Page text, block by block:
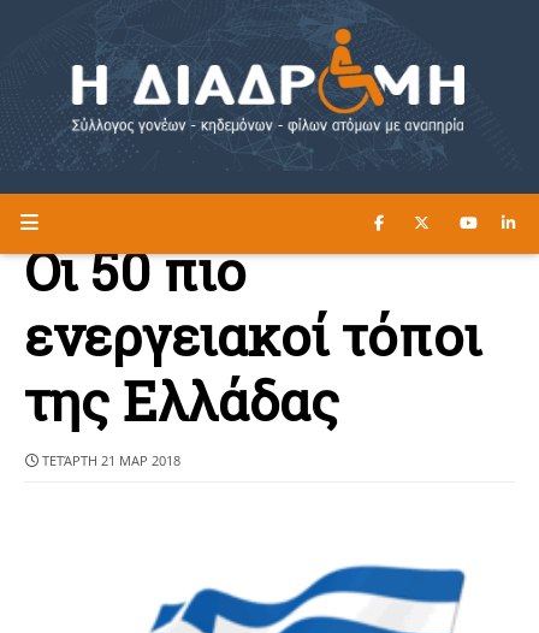
Η ΔΙΑΔΡΟΜΗ ΔΙΑΒΑΣΤΕ ΕΔΩ ►
Οι 50 πιο
ενεργειακοί τόποι
της Ελλάδας
ΤΕΤΆΡΤΗ 21 ΜΑΡ 2018